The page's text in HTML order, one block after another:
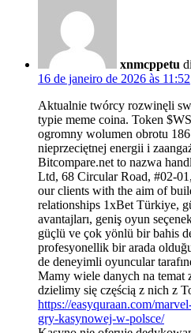
xnmcppetu
16 de janeiro de 2026 às 11:52
Aktualnie twórcy rozwinęli
typie meme coina. Token
ogromny wolumen obrotu
nieprzeciętnej energii i
Bitcompare.net to nazwa
Ltd, 68 Circular Road, #02-
our clients with the aim of
relationships 1xBet Türkiye,
avantajları, geniş oyun
güçlü ve çok yönlü bir bahis
profesyonellik bir arada
de deneyimli oyuncular
Mamy wiele danych na temat
dzielimy się częścią z nich z
https://easyquraan.com/
gry-kasynowej-w-polsce/